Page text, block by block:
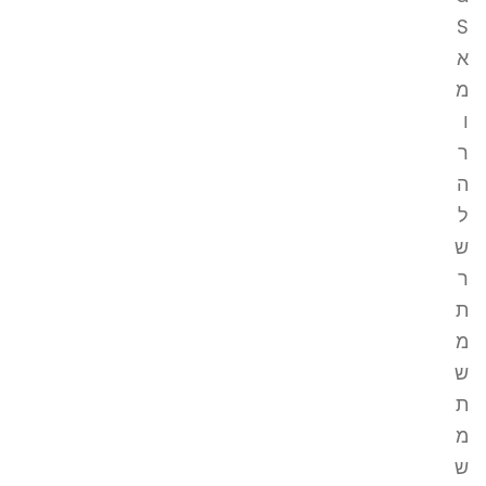
S
א
מ
ו
ר
ה
ל
ש
ר
ת
מ
ש
ת
מ
ש